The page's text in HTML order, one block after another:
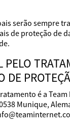
serão sempre
de proteção de
PELO
DE
é a Team
Munique,